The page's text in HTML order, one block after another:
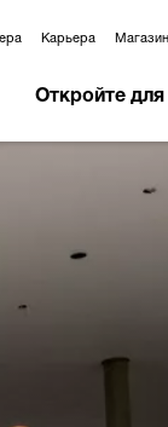
Карьера
Откройте